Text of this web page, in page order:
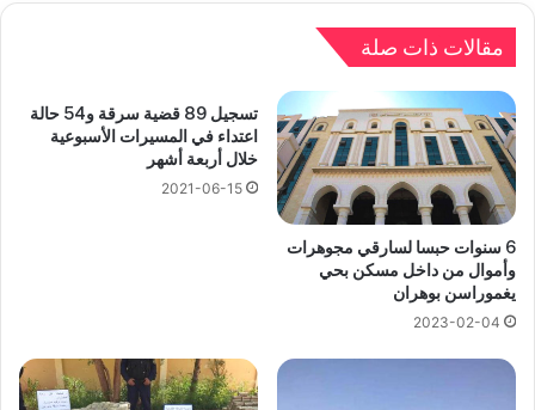
مقالات ذات صلة
6 سنوات حبسا لسارقي مجوهرات
وأموال من داخل مسكن بحي
يغموراسن بوهران
2023-02-04
تسجيل 89 قضية سرقة و54 حالة
اعتداء في المسيرات الأسبوعية
خلال أربعة أشهر
2021-06-15